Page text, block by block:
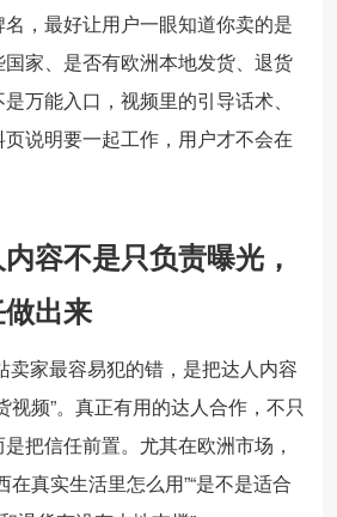
，最好让用户一眼知道你卖的是
家、是否有欧洲本地发货、退货
万能入口，视频里的引导话术、
说明要一起工作，用户才不会在
容不是只负责曝光，
出来
卖家最容易犯的错，是把达人内容
视频”。真正有用的达人合作，不只
把信任前置。尤其在欧洲市场，
在真实生活里怎么用”“是不是适合